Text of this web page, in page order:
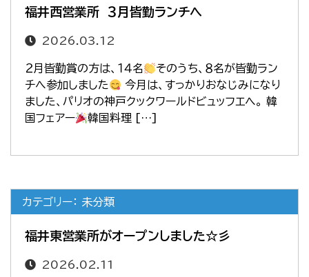
福井西営業所 ３月皆勤ランチへ
2026.03.12
２月皆勤賞の方は、１４名
そのうち、８名が皆勤ラン
チへ参加しました
今月は、すっかりおなじみになり
ました、パリオの神戸クックワールドビュッフエへ。 韓
国フェアー
韓国料理 […]
カテゴリー： 未分類
福井東営業所がオープンしました☆彡
2026.02.11